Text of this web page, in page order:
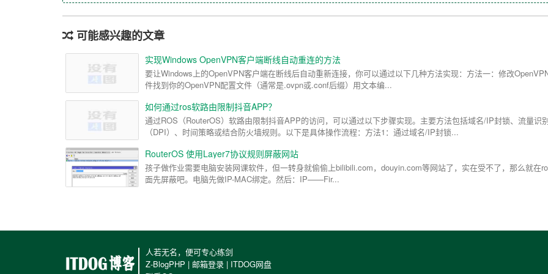
可能感兴趣的文章
实现Windows OpenVPN客户端断线自动重连的方法
要让Windows上的OpenVPN客户端在断线后自动重新连接，你可以通过以下几种方法实现：方法一：修改
件找到你的OpenVPN配置文件（通常是.ovpn或.conf后缀）用文本编...
如何通过ros软路由限制抖音APP？
通过ROS（RouterOS）软路由限制抖音APP的访问，可以通过以下步骤实现。主要方法包括域名/IP封锁、流量识
（DPI）、时间策略或结合防火墙规则。以下是具体操作流程：方法1：通过域名/IP封锁...
RouterOS 使用Layer7协议规则屏蔽网站
孩子做作业需要电脑安装网课软件，但一转身就偷偷上bilibili.com，douyin.com等网站了，实在受不了，那么就在
面先屏蔽吧。电脑先做IP-MAC绑定。然后：IP——Fir...
人若无名，便可专心练剑
Z-BlogPHP | 邮箱登录 | ITDOG网盘